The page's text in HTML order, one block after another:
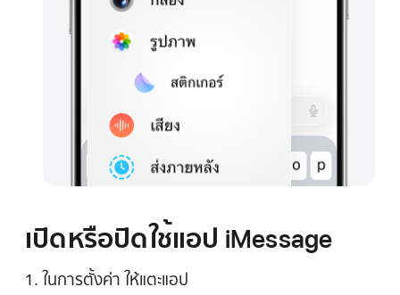
เปิดหรือปิดใช้แอป iMessage
ในการตั้งค่า ให้แตะแอป